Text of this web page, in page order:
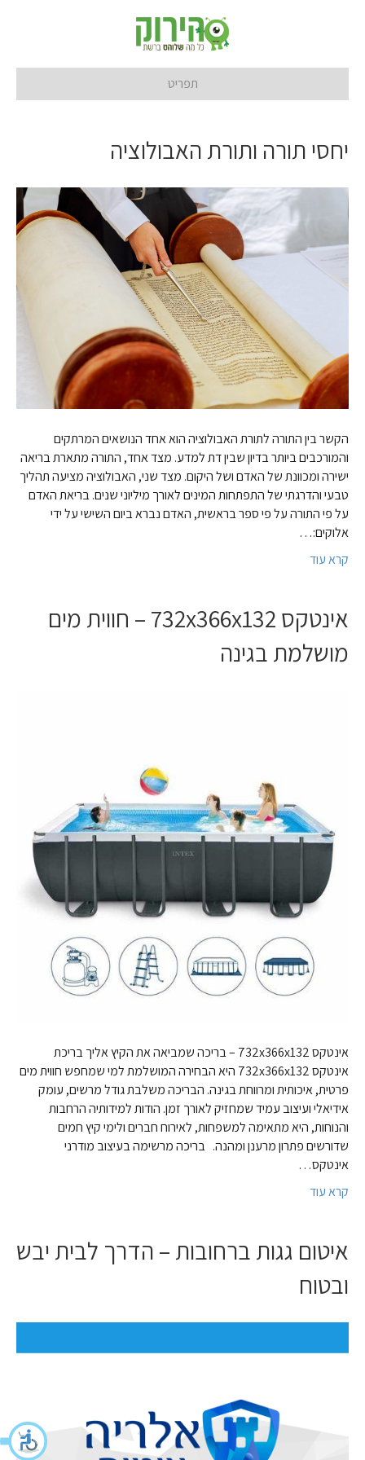
תפריט
יחסי תורה ותורת האבולוציה
הקשר בין התורה לתורת האבולוציה הוא אחד הנושאים המרתקים
והמורכבים ביותר בדיון שבין דת למדע. מצד אחד, התורה מתארת בריאה
ישירה ומכוונת של האדם ושל היקום. מצד שני, האבולוציה מציעה תהליך
טבעי והדרגתי של התפתחות המינים לאורך מיליוני שנים. בריאת האדם
על פי התורה על פי ספר בראשית, האדם נברא ביום השישי על ידי
אלוקים:…
קרא עוד
אינטקס 732x366x132 – חווית מים
מושלמת בגינה
אינטקס 732x366x132 – בריכה שמביאה את הקיץ אליך בריכת
אינטקס 732x366x132 היא הבחירה המושלמת למי שמחפש חווית מים
פרטית, איכותית ומרווחת בגינה. הבריכה משלבת גודל מרשים, עומק
אידיאלי ועיצוב עמיד שמחזיק לאורך זמן. הודות למידותיה הרחבות
והנוחות, היא מתאימה למשפחות, לאירוח חברים ולימי קיץ חמים
שדורשים פתרון מרענן ומהנה. בריכה מרשימה בעיצוב מודרני
אינטקס…
קרא עוד
איטום גגות ברחובות – הדרך לבית יבש
ובטוח